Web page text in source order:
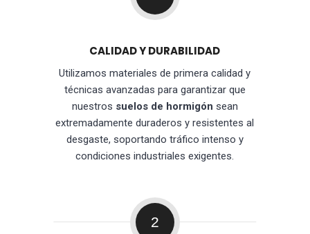
CALIDAD Y DURABILIDAD
Utilizamos materiales de primera calidad y
técnicas avanzadas para garantizar que
nuestros suelos de hormigón sean
extremadamente duraderos y resistentes al
desgaste, soportando tráfico intenso y
condiciones industriales exigentes.
2